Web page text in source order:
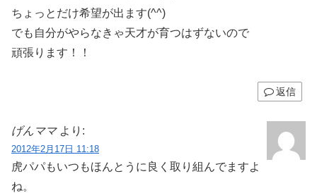
ちょっとだけ希望が出ます(^^)
でも自分がやらなきゃ天才が育つはずないので
頑張ります！！
返信
げんママ より:
2012年2月17日 11:18
虎パパもいつもほんとうに良く取り組んでますよ
ね。